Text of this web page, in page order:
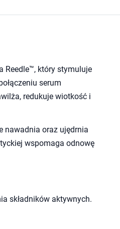
Reedle™, który stymuluje
serum
redukuje wiotkość i
nawadnia oraz ujędrnia
wspomaga odnowę
składników aktywnych.